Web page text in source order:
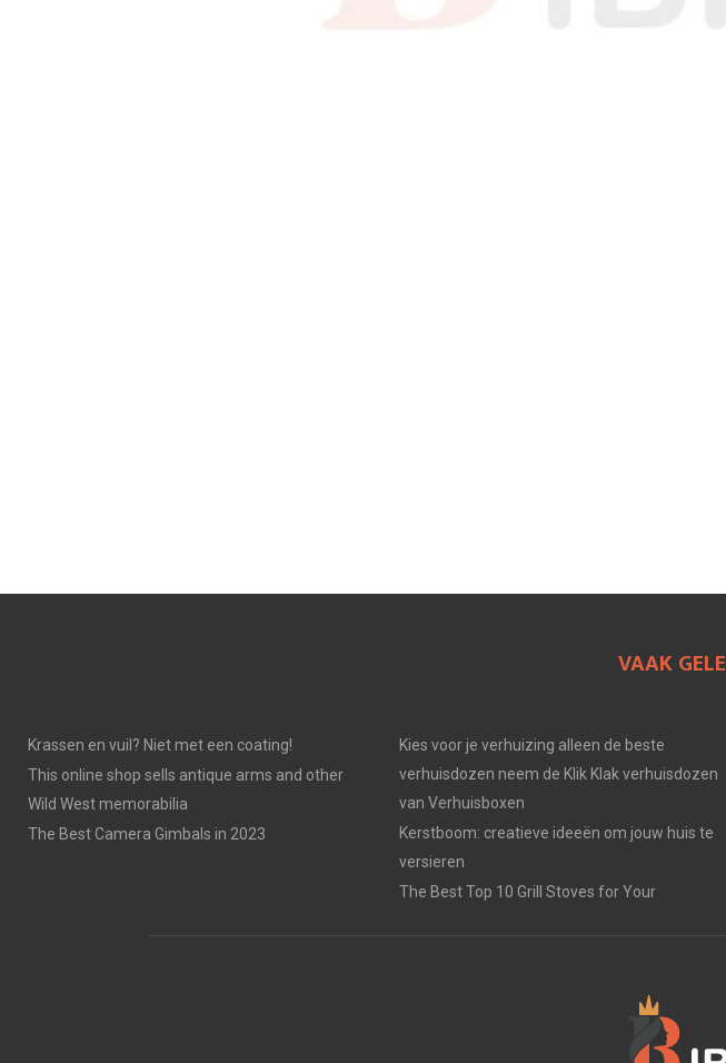
VAAK
Krassen en vuil? Niet met een coating!
This online shop sells antique arms and other
Wild West memorabilia
The Best Camera Gimbals in 2023
Kies voor je verhuizing alleen de beste
verhuisdozen neem de Klik Klak verhuisdozen
van Verhuisboxen
Kerstboom: creatieve ideeën om jouw huis te
versieren
The Best Top 10 Grill Stoves for Your